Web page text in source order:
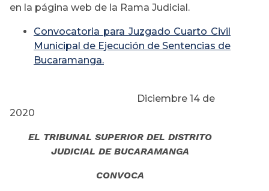
en la página web de la Rama Judicial.
Convocatoria para Juzgado Cuarto Civil
Municipal de Ejecución de Sentencias de
Bucaramanga.
Diciembre 14 de
2020
EL TRIBUNAL SUPERIOR DEL DISTRITO
JUDICIAL DE BUCARAMANGA
CONVOCA